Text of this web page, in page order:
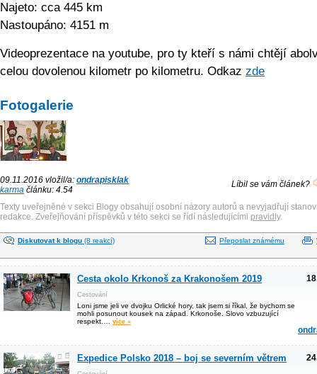
Najeto: cca 445 km
Nastoupáno: 4151 m
Videoprezentace na youtube, pro ty kteří s námi chtějí
celou dovolenou kilometr po kilometru. Odkaz zde
Fotogalerie
09.11.2016 vložil/a: ondrapisklak
karma článku: 4.54
Líbil se vám článek?
Texty uveřejněné v sekci Blogy obsahují osobní názory autorů a nevyjadřují
redakce. Zveřejňování příspěvků v této sekci se řídí následujícími pravidly.
Diskutovat k blogu (8 reakcí) Přeposlat známému
Cesta okolo Krkonoš za Krakonošem 2019
Cestování
Loni jsme jeli ve dvojku Orlické hory, tak jsem si říkal, že bychom se
mohli posunout kousek na západ. Krkonoše. Slovo vzbuzující
respekt.… více »
Expedice Polsko 2018 – boj se severním větrem